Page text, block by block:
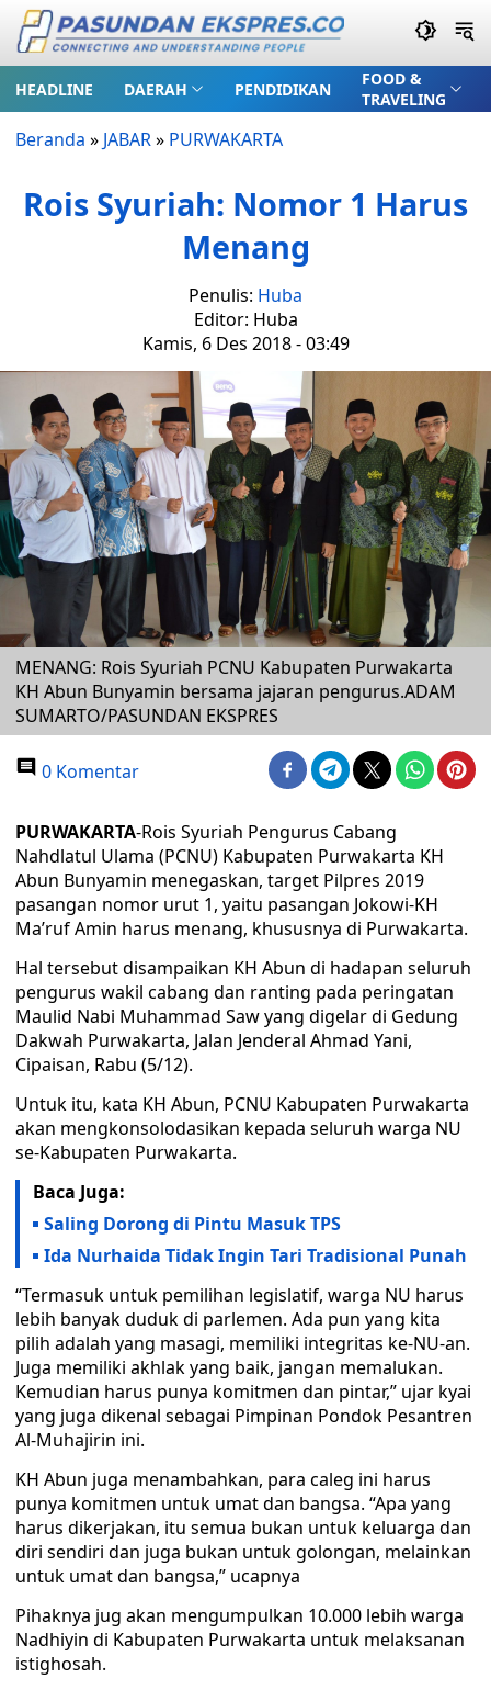
HEADLINE DAERAH PENDIDIKAN
FOOD &
TRAVELING
Beranda » JABAR» PURWAKARTA
Rois Syuriah: Nomor 1 Harus
Menang
Penulis: Huba
Editor: Huba
Kamis, 6 Des 2018 - 03:49
MENANG: Rois Syuriah PCNU Kabupaten Purwakarta
KH Abun Bunyamin bersama jajaran pengurus.ADAM
SUMARTO/PASUNDAN EKSPRES
0 Komentar
PURWAKARTA-Rois Syuriah Pengurus Cabang
Nahdlatul Ulama (PCNU) Kabupaten Purwakarta KH
Abun Bunyamin menegaskan, target Pilpres 2019
pasangan nomor urut 1, yaitu pasangan Jokowi-KH
Ma’ruf Amin harus menang, khususnya di Purwakarta.
Hal tersebut disampaikan KH Abun di hadapan seluruh
pengurus wakil cabang dan ranting pada peringatan
Maulid Nabi Muhammad Saw yang digelar di Gedung
Dakwah Purwakarta, Jalan Jenderal Ahmad Yani,
Cipaisan, Rabu (5/12).
Untuk itu, kata KH Abun, PCNU Kabupaten Purwakarta
akan mengkonsolodasikan kepada seluruh warga NU
se-Kabupaten Purwakarta.
Baca Juga:
Saling Dorong di Pintu Masuk TPS
Ida Nurhaida Tidak Ingin Tari Tradisional Punah
“Termasuk untuk pemilihan legislatif, warga NU harus
lebih banyak duduk di parlemen. Ada pun yang kita
pilih adalah yang masagi, memiliki integritas ke-NU-an.
Juga memiliki akhlak yang baik, jangan memalukan.
Kemudian harus punya komitmen dan pintar,” ujar kyai
yang juga dikenal sebagai Pimpinan Pondok Pesantren
Al-Muhajirin ini.
KH Abun juga menambahkan, para caleg ini harus
punya komitmen untuk umat dan bangsa. “Apa yang
harus dikerjakan, itu semua bukan untuk keluarga dan
diri sendiri dan juga bukan untuk golongan, melainkan
untuk umat dan bangsa,” ucapnya
Pihaknya jug akan mengumpulkan 10.000 lebih warga
Nadhiyin di Kabupaten Purwakarta untuk melaksanan
istighosah.